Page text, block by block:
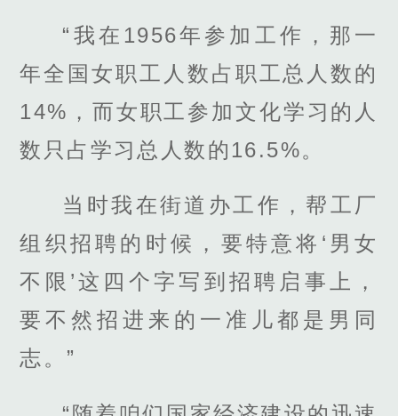
“我在1956年参加工作，那一
年全国女职工人数占职工总人数的
14%，而女职工参加文化学习的人
数只占学习总人数的16.5%。
当时我在街道办工作，帮工厂
组织招聘的时候，要特意将‘男女
不限’这四个字写到招聘启事上，
要不然招进来的一准儿都是男同
志。”